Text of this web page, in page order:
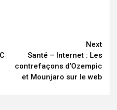
Next
Santé – Internet : Les
contrefaçons d’Ozempic
et Mounjaro sur le web